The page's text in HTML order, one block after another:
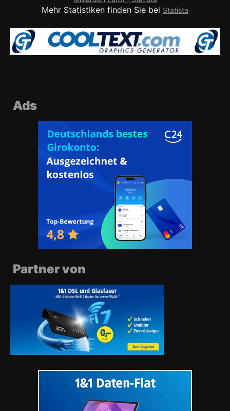
Mehr Statistiken finden Sie bei Statista
Ads
Partner von